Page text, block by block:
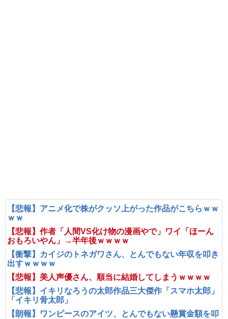
【悲報】アニメ化で株がクッソ上がった作品がこちらｗｗ
ｗｗ
【悲報】作者「人間VS化け物の漫画やで」ワイ「ほーん
おもろいやん」→半年後ｗｗｗｗ
【衝撃】カイジのトネガワさん、とんでもない年収を叩き
出すｗｗｗｗ
【悲報】美人声優さん、順当に結婚してしまうｗｗｗｗ
【悲報】イキリなろうの太郎作品三大傑作「スマホ太郎」
「イキリ骨太郎」
【朗報】ワンピースのアイツ、とんでもない懸賞金額を叩